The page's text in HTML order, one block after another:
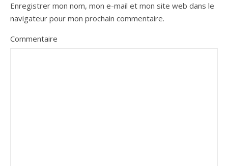
Enregistrer mon nom, mon e-mail et mon site web dans le
navigateur pour mon prochain commentaire.
Commentaire